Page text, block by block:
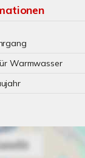
Warmwasser